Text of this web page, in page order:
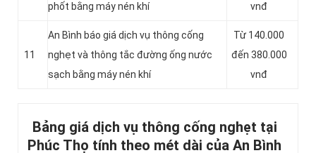
phốt bằng máy nén khí
vnđ
11
An Bình báo giá dịch vụ thông cống
nghẹt và thông tắc đường ống nước
sạch bằng máy nén khí
Từ 140.000
đến 380.000
vnđ
Bảng giá dịch vụ thông cống nghẹt tại
Phúc Thọ tính theo mét dài của An Bình